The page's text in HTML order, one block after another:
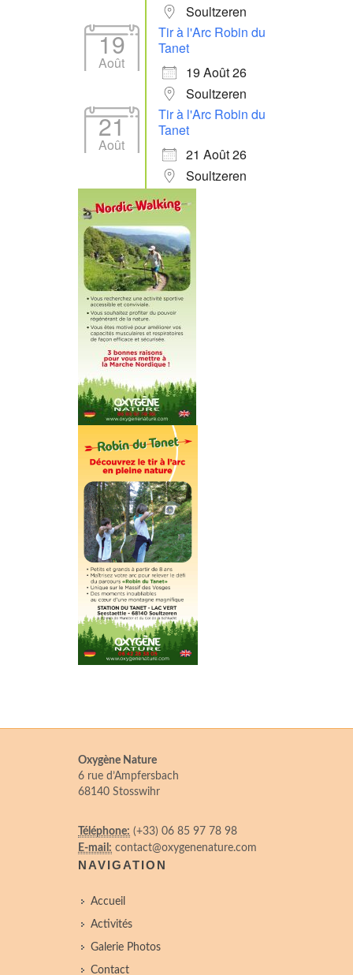
Soultzeren
19
Août
Tir à l'Arc Robin du
Tanet
19 Août 26
Soultzeren
21
Août
Tir à l'Arc Robin du
Tanet
21 Août 26
Soultzeren
Oxygène Nature
6 rue d’Ampfersbach
68140 Stosswihr
Téléphone: (+33) 06 85 97 78 98
E-mail: contact@oxygenenature.com
NAVIGATION
Accueil
Activités
Galerie Photos
Contact